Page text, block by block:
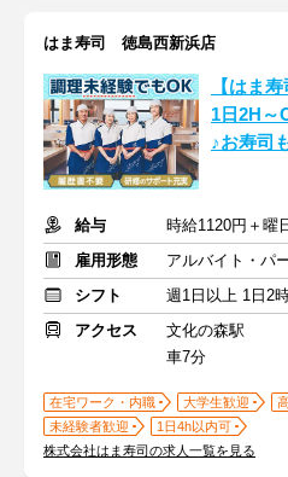
はま寿司 徳島西新浜店
【はま
1日2H～
♪お寿司
給与
時給1120円＋曜
雇用形態
アルバイト・パ
シフト
週1日以上 1日2
アクセス
文化の森駅
車7分
在宅ワーク・内職 大学生歓迎
未経験者歓迎
1日4h以内可
株式会社はま寿司の求人一覧を見る